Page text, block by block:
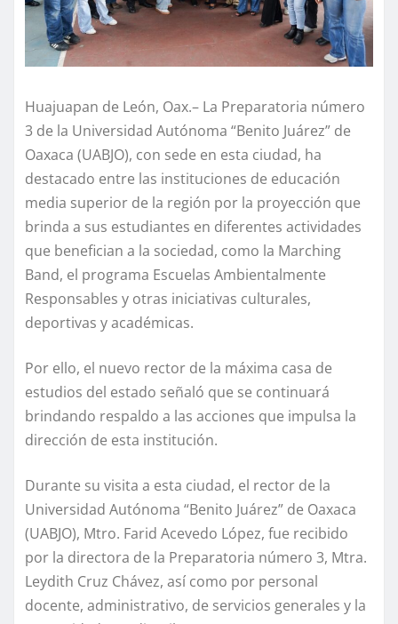
Huajuapan de León, Oax.– La Preparatoria número
3 de la Universidad Autónoma “Benito Juárez” de
Oaxaca (UABJO), con sede en esta ciudad, ha
destacado entre las instituciones de educación
media superior de la región por la proyección que
brinda a sus estudiantes en diferentes actividades
que benefician a la sociedad, como la Marching
Band, el programa Escuelas Ambientalmente
Responsables y otras iniciativas culturales,
deportivas y académicas.
Por ello, el nuevo rector de la máxima casa de
estudios del estado señaló que se continuará
brindando respaldo a las acciones que impulsa la
dirección de esta institución.
Durante su visita a esta ciudad, el rector de la
Universidad Autónoma “Benito Juárez” de Oaxaca
(UABJO), Mtro. Farid Acevedo López, fue recibido
por la directora de la Preparatoria número 3, Mtra.
Leydith Cruz Chávez, así como por personal
docente, administrativo, de servicios generales y la